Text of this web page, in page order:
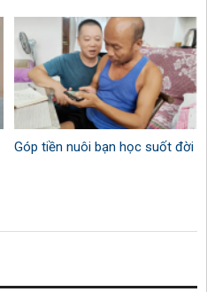
Góp tiền nuôi bạn học suốt đời